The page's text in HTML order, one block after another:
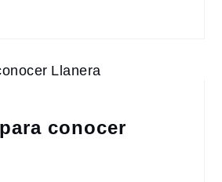
conocer